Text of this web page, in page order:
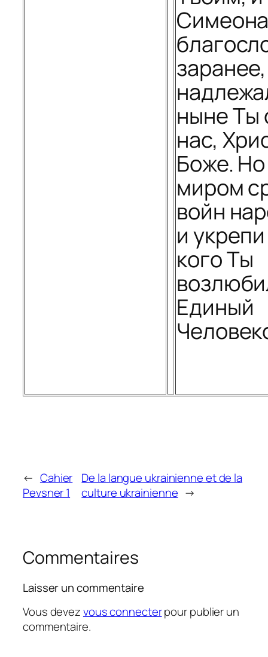
ныне Ты
нас,
Боже.
миром
войн
и
кого Ты
Единый
← Cahier
Pevsner 1
De la langue ukrainienne et de la
culture ukrainienne →
Commentaires
Laisser un commentaire
Vous devezvous connecterpour publier un
commentaire.